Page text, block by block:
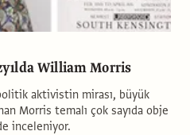
William Morris
aktivistin mirası, büyük
Morris temalı çok sayıda obje
inceleniyor.